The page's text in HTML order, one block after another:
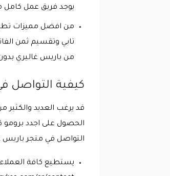
يوجد فريق عمل كامل
من افضل مميزات
من باريس غاليري
كيفية التواصل
قد يرغب العديد
التواصل في متجر باريس
يستطيع كافة